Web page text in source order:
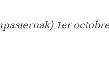
1er